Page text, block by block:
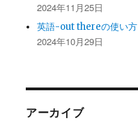
2024年11月25日
英語-out thereの使い方
2024年10月29日
アーカイブ